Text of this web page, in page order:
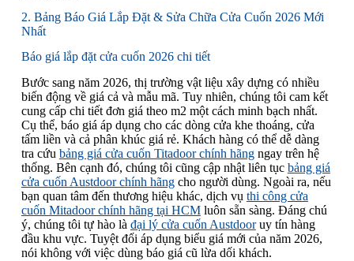
2. Bảng Báo Giá Lắp Đặt & Sửa Chữa Cửa Cuốn 2026 Mới
Nhất
Báo giá lắp đặt cửa cuốn 2026 chi tiết
Bước sang năm 2026, thị trường vật liệu xây dựng có nhiều
biến động về giá cả và mẫu mã. Tuy nhiên, chúng tôi cam kết
cung cấp chi tiết đơn giá theo m2 một cách minh bạch nhất.
Cụ thể, báo giá áp dụng cho các dòng cửa khe thoáng, cửa
tấm liền và cả phân khúc giá rẻ. Khách hàng có thể dễ dàng
tra cứu bảng giá cửa cuốn Titadoor chính hãngngay trên hệ
thống. Bên cạnh đó, chúng tôi cũng cập nhật liên tục bảng giá
cửa cuốn Austdoor chính hãngcho người dùng. Ngoài ra, nếu
bạn quan tâm đến thương hiệu khác, dịch vụ thi công cửa
cuốn Mitadoor chính hãng tại HCMluôn sẵn sàng. Đáng chú
ý, chúng tôi tự hào là đại lý cửa cuốn Austdooruy tín hàng
đầu khu vực. Tuyệt đối áp dụng biểu giá mới của năm 2026,
nói không với việc dùng báo giá cũ lừa dối khách.